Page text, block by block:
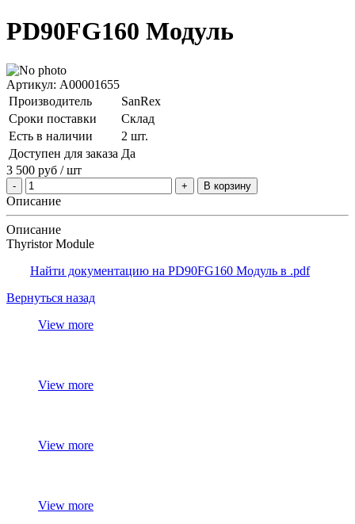
PD90FG160 Модуль
Артикул: A00001655
Производитель
SanRex
Сроки поставки
Склад
Есть в наличии
2 шт.
Доступен для заказа Да
3 500 руб / шт
В корзину
Описание
Описание
Thyristor Module
Найти документацию на PD90FG160 Модуль в .pdf
Вернуться назад
View more
View more
View more
View more